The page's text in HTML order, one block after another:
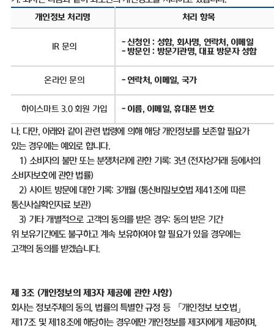
개인정보 처리명 처리 항목
IR 문의 - 신청인 : 성함, 회사명, 연락처 , 이메일
- 방문인: 방문기관명, 대표 방문자 성함
온라인 문의 - 연락처, 이메일, 국가
하이스마트3.0회원 가입 - 이름, 이메일,휴대폰 번호
나. 다만, 아래와 같이 관련 법령에 의해 해당 개인정보를 보존할 필요가
있는 경우에는 예외로 합니다.
1) 소비자의 불만 또는 분쟁처리에 관한 기록: 3년 (전자상거래 등에서의
소비자보호에 관한 법률)
2) 사이트 방문에 대한 기록: 3개월 (통신비밀보호법 제 41 조에 따른
통신사실확인자료 보관)
3) 기타 개별적으로 고객의 동의를 받은 경우: 동의 받은 기간
위 보유기간에도 불구하고 계속 보유하여야 할 필요가 있을 경우에는
고객의 동의를 받겠습니다.
제 3조 (개인정보의 제3자 제공에 관한 사항)
회사는 정보주체의 동의, 법률의 특별한 규정 등 「개인정보 보호법」
제 17조 및 제 18조에 해당하는 경우에만 개인정보를 제 3자에게 제공하며,